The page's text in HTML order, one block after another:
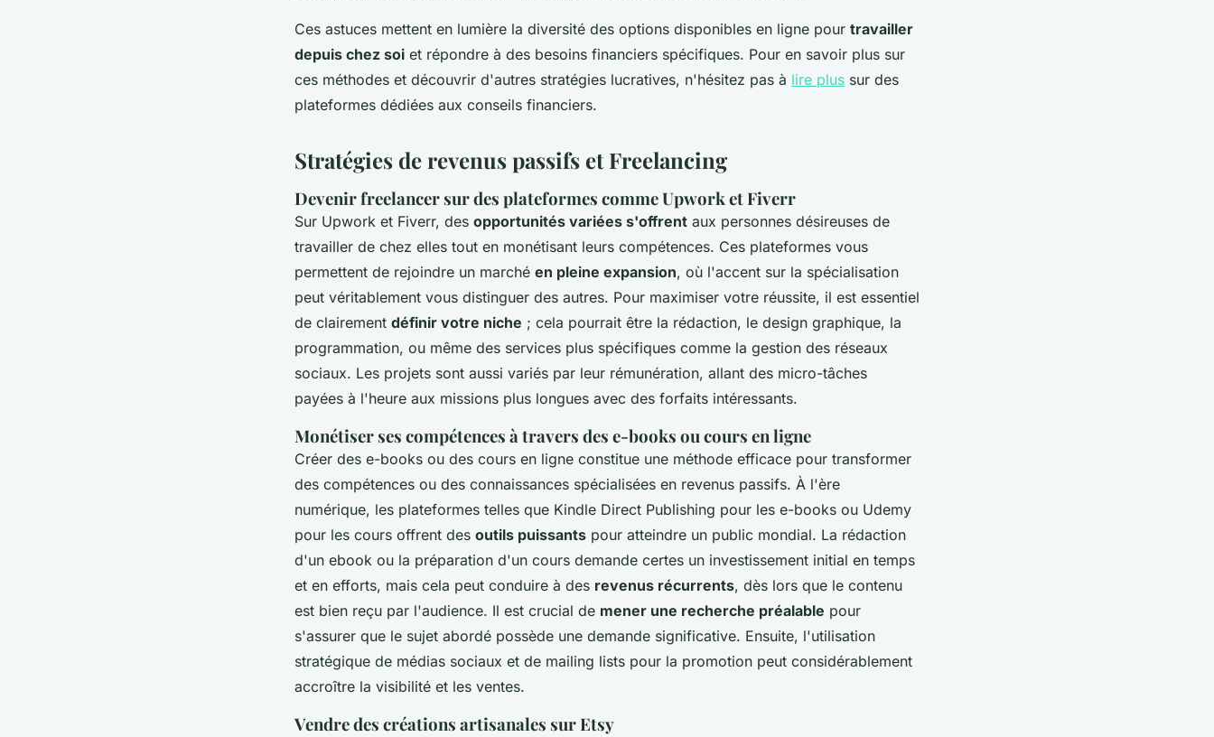
Ces astuces mettent en lumière la diversité des options disponibles en ligne pour travailler
depuis chez soi et répondre à des besoins financiers spécifiques. Pour en savoir plus sur
ces méthodes et découvrir d'autres stratégies lucratives, n'hésitez pas à lire plus sur des
plateformes dédiées aux conseils financiers.
Stratégies de revenus passifs et Freelancing
Devenir freelancer sur des plateformes comme Upwork et Fiverr
Sur Upwork et Fiverr, des opportunités variées s'offrent aux personnes désireuses de
travailler de chez elles tout en monétisant leurs compétences. Ces plateformes vous
permettent de rejoindre un marché en pleine expansion, où l'accent sur la spécialisation
peut véritablement vous distinguer des autres. Pour maximiser votre réussite, il est essentiel
de clairement définir votre niche ; cela pourrait être la rédaction, le design graphique, la
programmation, ou même des services plus spécifiques comme la gestion des réseaux
sociaux. Les projets sont aussi variés par leur rémunération, allant des micro-tâches
payées à l'heure aux missions plus longues avec des forfaits intéressants.
Monétiser ses compétences à travers des e-books ou cours en ligne
Créer des e-books ou des cours en ligne constitue une méthode efficace pour transformer
des compétences ou des connaissances spécialisées en revenus passifs. À l'ère
numérique, les plateformes telles que Kindle Direct Publishing pour les e-books ou Udemy
pour les cours offrent des outils puissants pour atteindre un public mondial. La rédaction
d'un ebook ou la préparation d'un cours demande certes un investissement initial en temps
et en efforts, mais cela peut conduire à des revenus récurrents, dès lors que le contenu
est bien reçu par l'audience. Il est crucial de mener une recherche préalable pour
s'assurer que le sujet abordé possède une demande significative. Ensuite, l'utilisation
stratégique de médias sociaux et de mailing lists pour la promotion peut considérablement
accroître la visibilité et les ventes.
Vendre des créations artisanales sur Etsy